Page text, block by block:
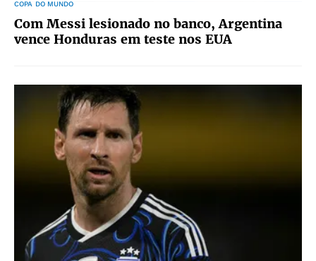
COPA DO MUNDO
Com Messi lesionado no banco, Argentina
vence Honduras em teste nos EUA